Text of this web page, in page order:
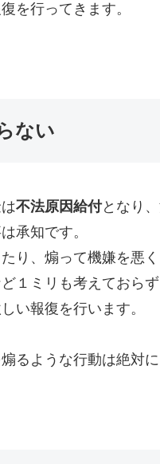
を行ってきます。
ない
不法原因給付となり
承知です。
り、煽って機嫌を悪く
１ミリも考えておらず
い報復を行います。
るような行動は絶対に